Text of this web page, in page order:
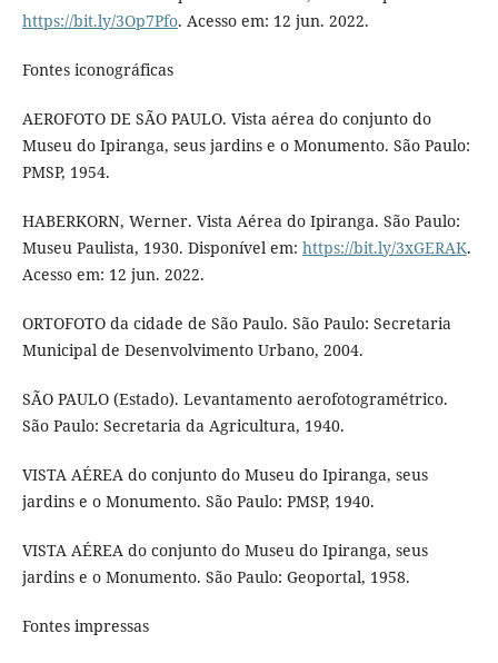
https://bit.ly/3Op7Pfo. Acesso em: 12 jun. 2022.
Fontes iconográficas
AEROFOTO DE SÃO PAULO. Vista aérea do conjunto do
Museu do Ipiranga, seus jardins e o Monumento. São Paulo:
PMSP, 1954.
HABERKORN, Werner. Vista Aérea do Ipiranga. São Paulo:
Museu Paulista, 1930. Disponível em: https://bit.ly/3xGERAK.
Acesso em: 12 jun. 2022.
ORTOFOTO da cidade de São Paulo. São Paulo: Secretaria
Municipal de Desenvolvimento Urbano, 2004.
SÃO PAULO (Estado). Levantamento aerofotogramétrico.
São Paulo: Secretaria da Agricultura, 1940.
VISTA AÉREA do conjunto do Museu do Ipiranga, seus
jardins e o Monumento. São Paulo: PMSP, 1940.
VISTA AÉREA do conjunto do Museu do Ipiranga, seus
jardins e o Monumento. São Paulo: Geoportal, 1958.
Fontes impressas